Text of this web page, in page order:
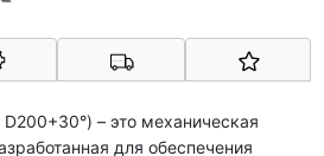
Арконт-Мед
– это механическая
для обеспечения